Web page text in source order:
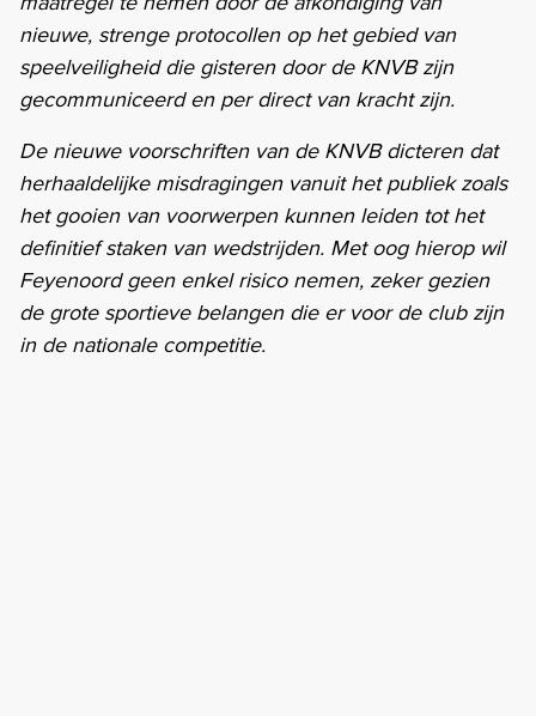
nieuwe, strenge protocollen op het gebied van
speelveiligheid die gisteren door de KNVB zijn
gecommuniceerd en per direct van kracht zijn.
De nieuwe voorschriften van de KNVB dicteren dat
herhaaldelijke misdragingen vanuit het publiek zoals
het gooien van voorwerpen kunnen leiden tot het
definitief staken van wedstrijden. Met oog hierop wil
Feyenoord geen enkel risico nemen, zeker gezien
de grote sportieve belangen die er voor de club zijn
in de nationale competitie.